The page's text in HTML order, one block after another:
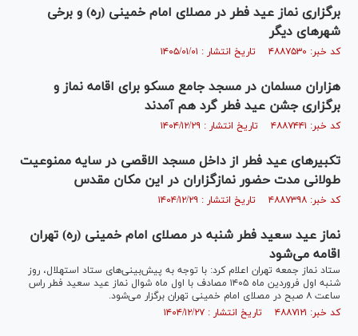
برگزاری نماز عید فطر در مصلای امام خمینی (ره) و برخی
شهرهای دیگر
کد خبر: ۴۸۸۷۵۳۰ تاریخ انتشار : ۱۴۰۵/۰۱/۰۱
هزاران مسلمان در مسجد جامع مسکو برای اقامه نماز و
برگزاری جشن عید فطر گرد هم آمدند
کد خبر: ۴۸۸۷۴۴۱ تاریخ انتشار : ۱۴۰۴/۱۲/۲۹
تکبیرهای عید فطر از داخل مسجد الاقصی در سایه ممنوعیت
طولانی‌ مدت حضور نمازگزاران در این مکان مقدس
کد خبر: ۴۸۸۷۳۹۸ تاریخ انتشار : ۱۴۰۴/۱۲/۲۹
نماز عید سعید فطر شنبه در مصلای امام خمینی (ره) تهران
اقامه می‌شود
ستاد نماز جمعه تهران اعلام کرد: با توجه به پیش‌بینی‌های ستاد استهلال، روز
شنبه اول فروردین ماه ۱۴۰۵ مصادف با اول ماه شوال نماز عید سعید فطر راس
ساعت ۸ صبح در مصلای امام خمینی تهران برگزار می‌شود.
کد خبر: ۴۸۸۷۱۲۱ تاریخ انتشار : ۱۴۰۴/۱۲/۲۷